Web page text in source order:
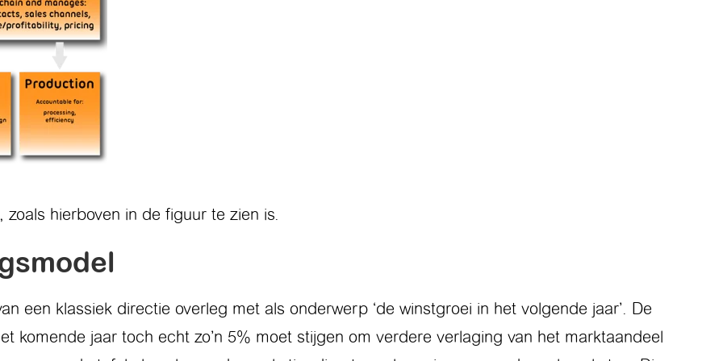
hierboven in de figuur te zien is.
een klassiek directie overleg met als onderwerp ‘de winstgroei in het volgende jaar’. De
komende jaar toch echt zo’n 5% moet stijgen om verdere verlaging van het marktaandeel